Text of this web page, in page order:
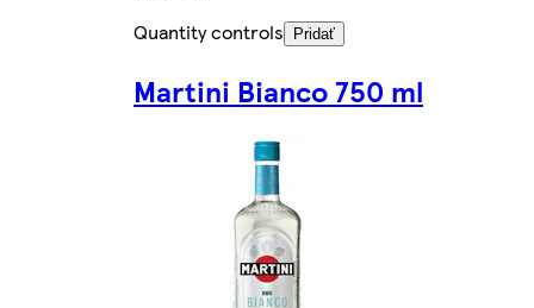
Quantity controls
Pridať
Martini Bianco 750 ml